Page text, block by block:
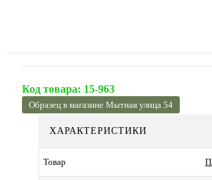
Код товара: 15-963
Образец в магазине Мытная улица 54
ХАРАКТЕРИСТИКИ
Товар